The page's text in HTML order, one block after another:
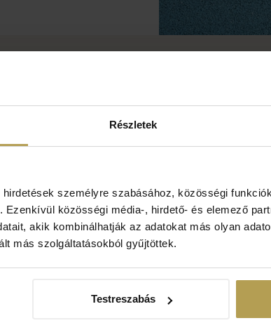
Részletek
személyre szabásához, közösségi
Ezenkívül közösségi média-, hirdető- és elemező
akik kombinálhatják az adatokat más olyan
más szolgáltatásokból gyűjtöttek.
Testreszabás
és közös családi
A Creative Moments
hogy a nyaralás emlékei